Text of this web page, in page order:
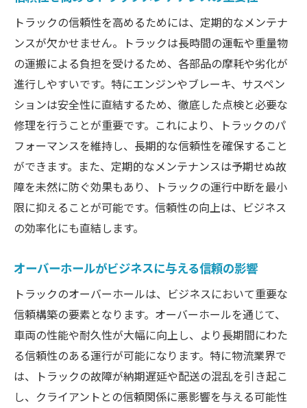
トラックの信頼性を高めるためには、定期的なメンテナ
ンスが欠かせません。トラックは長時間の運転や重量物
の運搬による負担を受けるため、各部品の摩耗や劣化が
進行しやすいです。特にエンジンやブレーキ、サスペン
ションは安全性に直結するため、徹底した点検と必要な
修理を行うことが重要です。これにより、トラックのパ
フォーマンスを維持し、長期的な信頼性を確保すること
ができます。また、定期的なメンテナンスは予期せぬ故
障を未然に防ぐ効果もあり、トラックの運行中断を最小
限に抑えることが可能です。信頼性の向上は、ビジネス
の効率化にも直結します。
オーバーホールがビジネスに与える信頼の影響
トラックのオーバーホールは、ビジネスにおいて重要な
信頼構築の要素となります。オーバーホールを通じて、
車両の性能や耐久性が大幅に向上し、より長期間にわた
る信頼性のある運行が可能になります。特に物流業界で
は、トラックの故障が納期遅延や配送の混乱を引き起こ
し、クライアントとの信頼関係に悪影響を与える可能性